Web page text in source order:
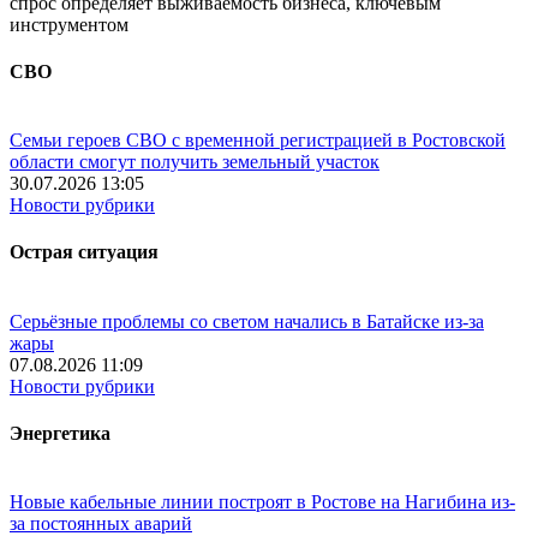
инструментом
СВО
Семьи героев СВО с временной регистрацией в Ростовской
области смогут получить земельный участок
30.07.2026 13:05
Новости рубрики
Острая ситуация
Серьёзные проблемы со светом начались в Батайске из-за
жары
07.08.2026 11:09
Новости рубрики
Энергетика
Новые кабельные линии построят в Ростове на Нагибина из-
за постоянных аварий